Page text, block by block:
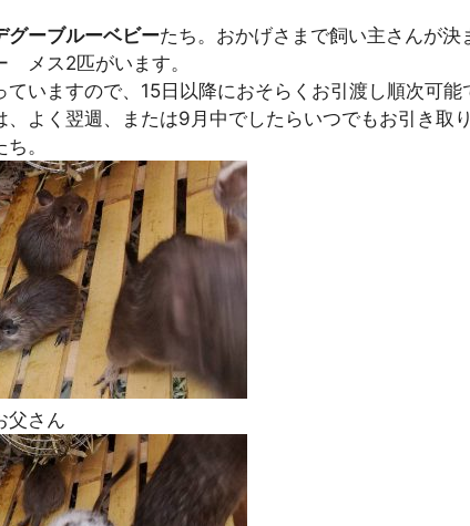
グーブルーベビーたち。おかげさまで飼い主さんが決
メス2匹がいます。
ていますので、15日以降におそらくお引渡し順次可能
、よく翌週、または9月中でしたらいつでもお引き取り
。
父さん